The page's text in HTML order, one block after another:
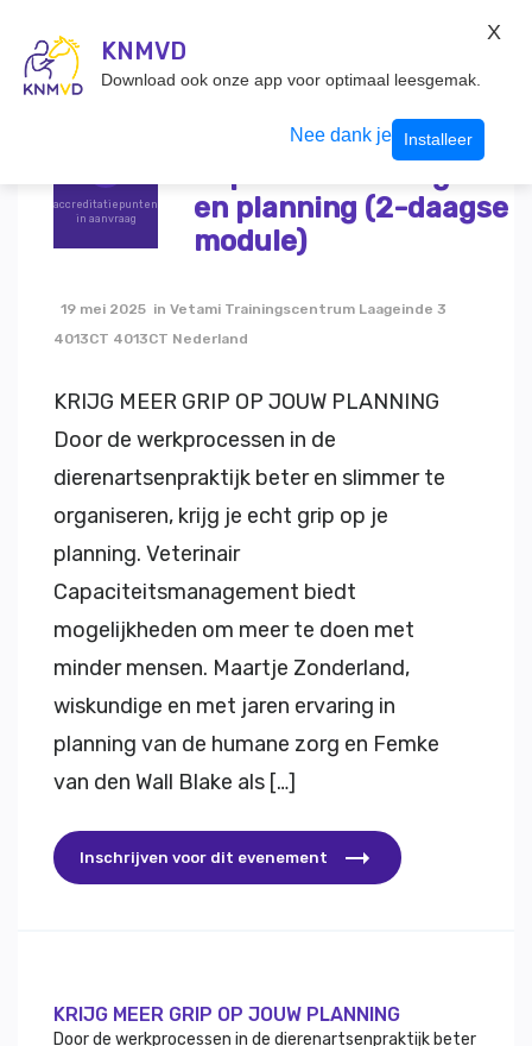
Inloggen
accreditatiepunten
in aanvraag
Veterinair
en planning (2-daagse
module)
19 mei 2025 in Vetami Trainingscentrum Laageinde 3
4013CT 4013CT Nederland
KRIJG MEER GRIP OP JOUW PLANNING
Door de werkprocessen in de
dierenartsenpraktijk beter en slimmer te
organiseren, krijg je echt grip op je
planning. Veterinair
Capaciteitsmanagement biedt
mogelijkheden om meer te doen met
minder mensen. Maartje Zonderland,
wiskundige en met jaren ervaring in
planning van de humane zorg en Femke
van den Wall Blake als […]
Inschrijven voor dit evenement
KRIJG MEER GRIP OP JOUW PLANNING
Door de werkprocessen in de dierenartsenpraktijk beter
KNMVD
Download ook onze app voor optimaal leesgemak.
Nee dank je Installeer
X